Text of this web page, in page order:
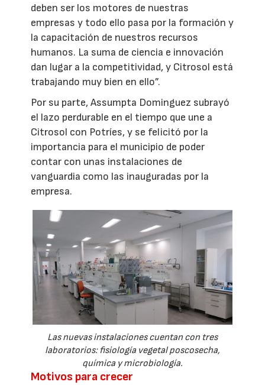
deben ser los motores de nuestras
empresas y todo ello pasa por la formación y
la capacitación de nuestros recursos
humanos. La suma de ciencia e innovación
dan lugar a la competitividad, y Citrosol está
trabajando muy bien en ello”.
Por su parte, Assumpta Dominguez subrayó
el lazo perdurable en el tiempo que une a
Citrosol con Potríes, y se felicitó por la
importancia para el municipio de poder
contar con unas instalaciones de
vanguardia como las inauguradas por la
empresa.
Las nuevas instalaciones cuentan con tres
laboratorios: fisiología vegetal poscosecha,
química y microbiología.
Motivos para crecer